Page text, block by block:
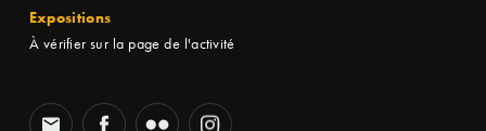
Expositions
À vérifier sur la page de l'activité